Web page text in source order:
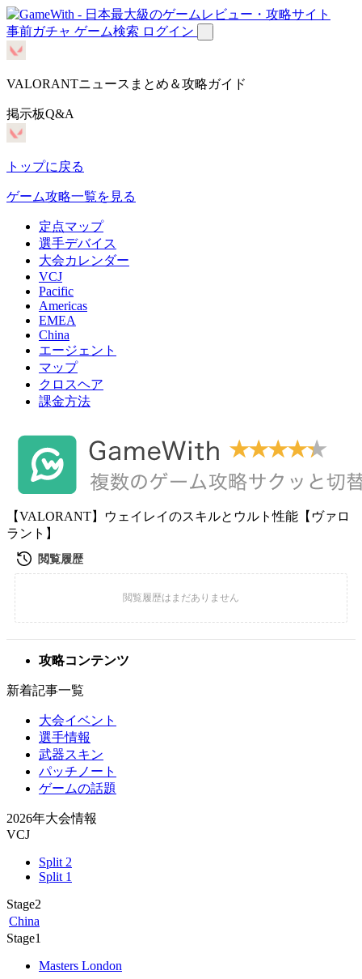
事前ガチャ ゲーム検索 ログイン
VALORANTニュースまとめ＆攻略ガイド
掲示板Q&A
トップに戻る
ゲーム攻略一覧を見る
定点マップ
選手デバイス
大会カレンダー
VCJ
Pacific
Americas
EMEA
China
エージェント
マップ
クロスヘア
課金方法
【VALORANT】ウェイレイのスキルとウルト性能【ヴァロ
ラント】
攻略コンテンツ
新着記事一覧
大会イベント
選手情報
武器スキン
パッチノート
ゲームの話題
2026年大会情報
VCJ
Split 2
Split 1
Stage2
China
Stage1
Masters London